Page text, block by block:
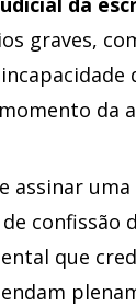
graves,
da
assinar
confissão
que